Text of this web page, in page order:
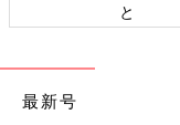
最新号